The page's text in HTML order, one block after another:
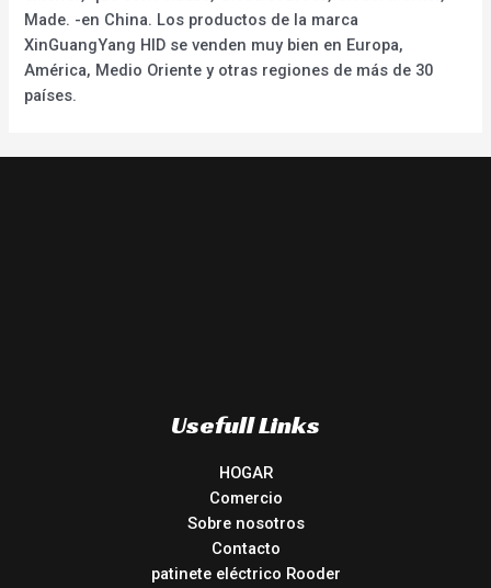
Made. -en China. Los productos de la marca
XinGuangYang HID se venden muy bien en Europa,
América, Medio Oriente y otras regiones de más de 30
países.
Usefull Links
HOGAR
Comercio
Sobre nosotros
Contacto
patinete eléctrico Rooder